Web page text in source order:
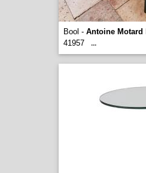
Bool - Antoine Motard
41957
...